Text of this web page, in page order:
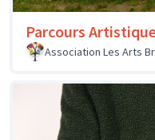
Parcours
Association Les Arts